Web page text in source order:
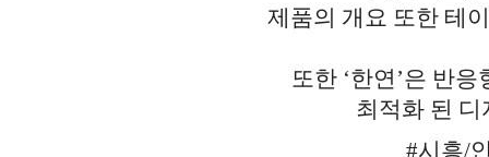
제품의 개요 또한 테
또한 ‘한연’은 반
최적화 된
#시흥/